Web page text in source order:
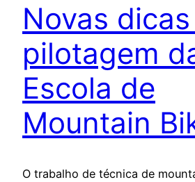
Novas
pilotagem
Escola de
Mountain
O trabalho de técnica de